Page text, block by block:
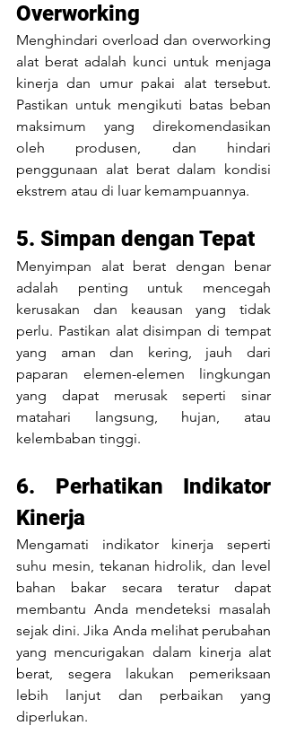
Overworking
Menghindari overload dan overworking
alat berat adalah kunci untuk menjaga
kinerja dan umur pakai alat tersebut.
Pastikan untuk mengikuti batas beban
maksimum yang direkomendasikan
oleh produsen, dan hindari
penggunaan alat berat dalam kondisi
ekstrem atau di luar kemampuannya.
5. Simpan dengan Tepat
Menyimpan alat berat dengan benar
adalah penting untuk mencegah
kerusakan dan keausan yang tidak
perlu. Pastikan alat disimpan di tempat
yang aman dan kering, jauh dari
paparan elemen-elemen lingkungan
yang dapat merusak seperti sinar
matahari langsung, hujan, atau
kelembaban tinggi.
6. Perhatikan Indikator
Kinerja
Mengamati indikator kinerja seperti
suhu mesin, tekanan hidrolik, dan level
bahan bakar secara teratur dapat
membantu Anda mendeteksi masalah
sejak dini. Jika Anda melihat perubahan
yang mencurigakan dalam kinerja alat
berat, segera lakukan pemeriksaan
lebih lanjut dan perbaikan yang
diperlukan.